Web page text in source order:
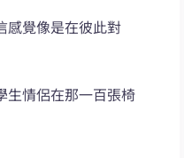
感覺像是在彼此對
生情侶在那一百張椅